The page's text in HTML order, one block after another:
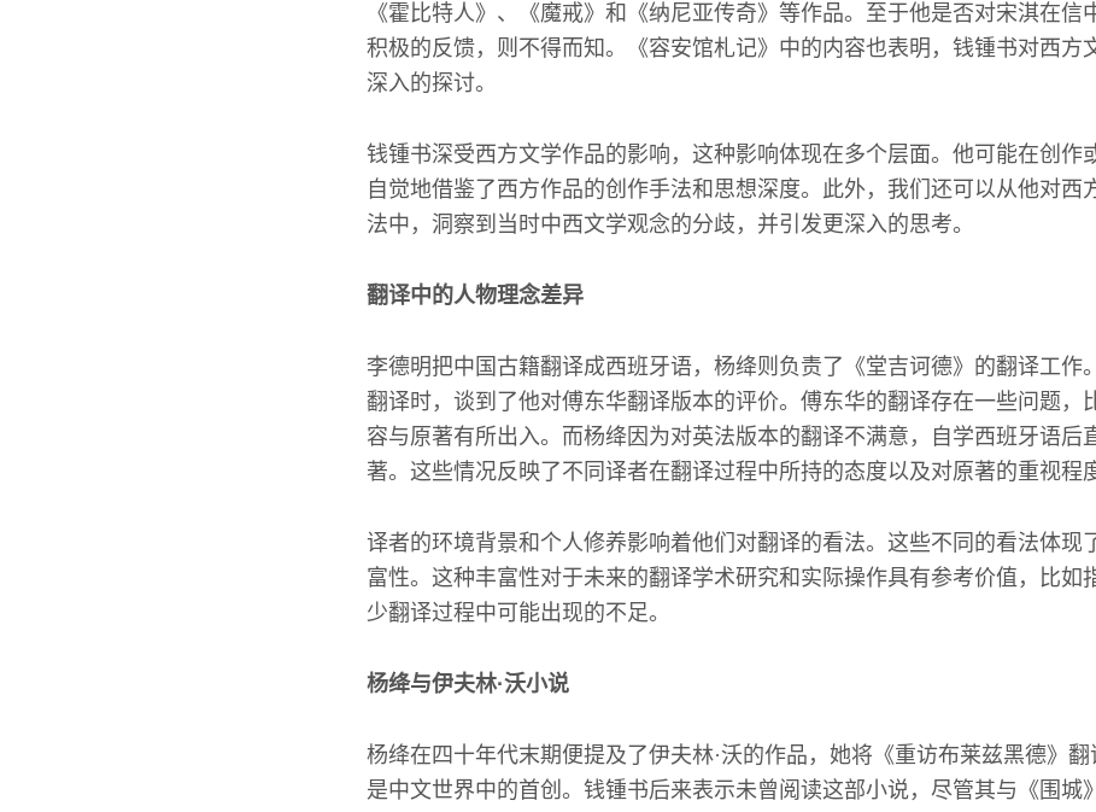
《霍比特人》、《魔戒》和《纳尼亚传奇》等作品。至于他是否对宋淇在信
积极的反馈，则不得而知。《容安馆札记》中的内容也表明，钱锺书对西方
深入的探讨。
钱锺书深受西方文学作品的影响，这种影响体现在多个层面。他可能在创作
自觉地借鉴了西方作品的创作手法和思想深度。此外，我们还可以从他对西
法中，洞察到当时中西文学观念的分歧，并引发更深入的思考。
翻译中的人物理念差异
李德明把中国古籍翻译成西班牙语，杨绛则负责了《堂吉诃德》的翻译工作
翻译时，谈到了他对傅东华翻译版本的评价。傅东华的翻译存在一些问题，
容与原著有所出入。而杨绛因为对英法版本的翻译不满意，自学西班牙语后
著。这些情况反映了不同译者在翻译过程中所持的态度以及对原著的重视程
译者的环境背景和个人修养影响着他们对翻译的看法。这些不同的看法体现
富性。这种丰富性对于未来的翻译学术研究和实际操作具有参考价值，比如
少翻译过程中可能出现的不足。
杨绛与伊夫林·沃小说
杨绛在四十年代末期便提及了伊夫林·沃的作品，她将《重访布莱兹黑德》
是中文世界中的首创。钱锺书后来表示未曾阅读这部小说，尽管其与《围城